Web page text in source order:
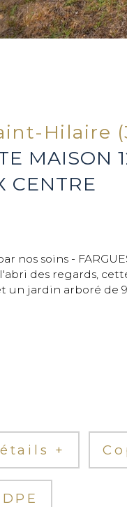
Hilaire
MAISON
CENTRE
des regards,
un jardin arboré de
+
DPE